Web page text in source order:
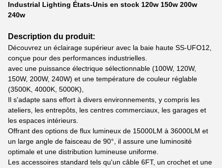
Industrial Lighting États-Unis en stock 120w 150w 200w
240w
Description du produit:
Découvrez un éclairage supérieur avec la baie haute SS-UFO12,
conçue pour des performances industrielles.
avec une puissance électrique sélectionnable (100W, 120W,
150W, 200W, 240W) et une température de couleur réglable
(3500K, 4000K, 5000K),
Il s'adapte sans effort à divers environnements, y compris les
ateliers, les entrepôts, les centres commerciaux, les garages et
les espaces intérieurs.
Offrant des options de flux lumineux de 15000LM à 36000LM et
un large angle de faisceau de 90°, il assure une luminosité
optimale et une distribution lumineuse uniforme.
Les accessoires standard tels qu'un câble 6FT, un crochet et une